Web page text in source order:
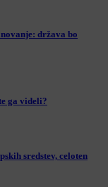
država bo
ga videli?
sredstev, celoten